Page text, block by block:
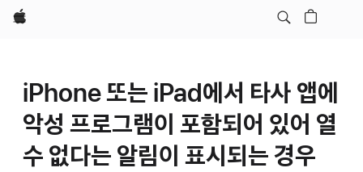
Apple
iPhone 또는 iPad에서 타사 앱에
악성 프로그램이 포함되어 있어 열
수 없다는 알림이 표시되는 경우